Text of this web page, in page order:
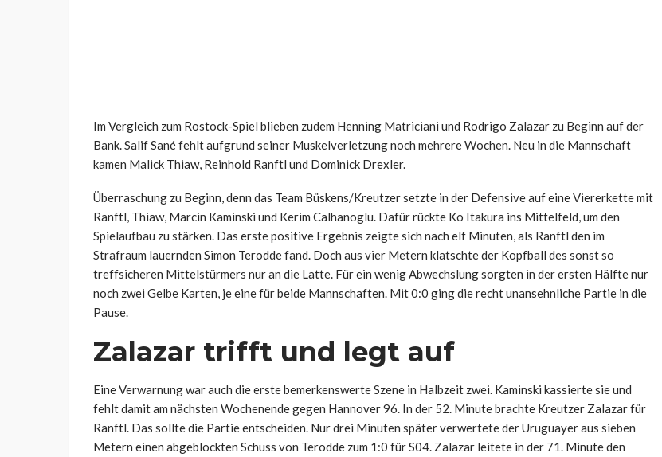
Im Vergleich zum Rostock-Spiel blieben zudem Henning Matriciani und Rodrigo Zalazar zu Beginn auf der
Bank. Salif Sané fehlt aufgrund seiner Muskelverletzung noch mehrere Wochen. Neu in die Mannschaft
kamen Malick Thiaw, Reinhold Ranftl und Dominick Drexler.
Überraschung zu Beginn, denn das Team Büskens/Kreutzer setzte in der Defensive auf eine Viererkette mit
Ranftl, Thiaw, Marcin Kaminski und Kerim Calhanoglu. Dafür rückte Ko Itakura ins Mittelfeld, um den
Spielaufbau zu stärken. Das erste positive Ergebnis zeigte sich nach elf Minuten, als Ranftl den im
Strafraum lauernden Simon Terodde fand. Doch aus vier Metern klatschte der Kopfball des sonst so
treffsicheren Mittelstürmers nur an die Latte. Für ein wenig Abwechslung sorgten in der ersten Hälfte nur
noch zwei Gelbe Karten, je eine für beide Mannschaften. Mit 0:0 ging die recht unansehnliche Partie in die
Pause.
Zalazar trifft und legt auf
Eine Verwarnung war auch die erste bemerkenswerte Szene in Halbzeit zwei. Kaminski kassierte sie und
fehlt damit am nächsten Wochenende gegen Hannover 96. In der 52. Minute brachte Kreutzer Zalazar für
Ranftl. Das sollte die Partie entscheiden. Nur drei Minuten später verwertete der Uruguayer aus sieben
Metern einen abgeblockten Schuss von Terodde zum 1:0 für S04. Zalazar leitete in der 71. Minute den